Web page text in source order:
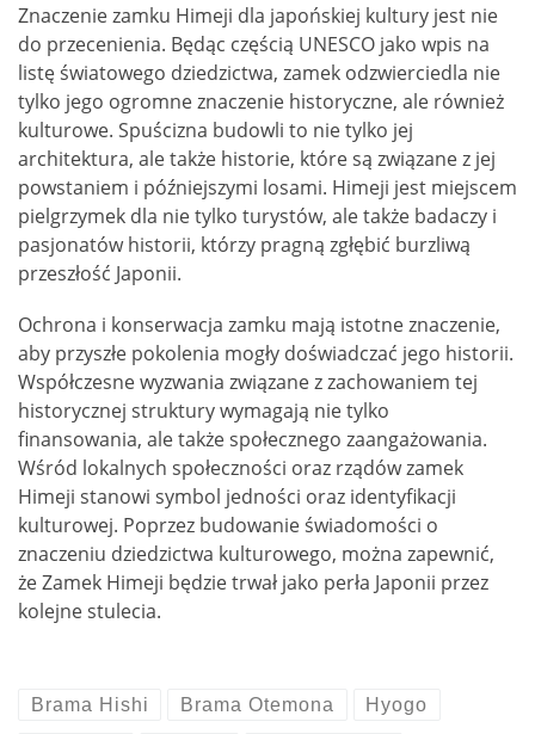
Znaczenie zamku Himeji dla japońskiej kultury jest nie
do przecenienia. Będąc częścią UNESCO jako wpis na
listę światowego dziedzictwa, zamek odzwierciedla nie
tylko jego ogromne znaczenie historyczne, ale również
kulturowe. Spuścizna budowli to nie tylko jej
architektura, ale także historie, które są związane z jej
powstaniem i późniejszymi losami. Himeji jest miejscem
pielgrzymek dla nie tylko turystów, ale także badaczy i
pasjonatów historii, którzy pragną zgłębić burzliwą
przeszłość Japonii.
Ochrona i konserwacja zamku mają istotne znaczenie,
aby przyszłe pokolenia mogły doświadczać jego historii.
Współczesne wyzwania związane z zachowaniem tej
historycznej struktury wymagają nie tylko
finansowania, ale także społecznego zaangażowania.
Wśród lokalnych społeczności oraz rządów zamek
Himeji stanowi symbol jedności oraz identyfikacji
kulturowej. Poprzez budowanie świadomości o
znaczeniu dziedzictwa kulturowego, można zapewnić,
że Zamek Himeji będzie trwał jako perła Japonii przez
kolejne stulecia.
Brama Hishi Brama Otemona Hyogo